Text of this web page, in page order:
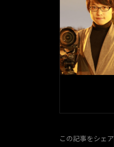
この記事をシェア